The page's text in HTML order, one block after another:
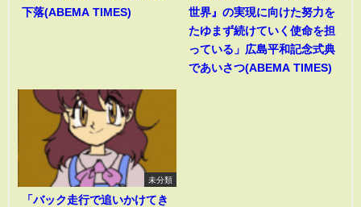
下落(ABEMA TIMES)
世界』の実現に向けた努力を
たゆまず続けていく使命を担
っている」広島平和記念式典
であいさつ(ABEMA TIMES)
未分類
「バック走行で追いかけてき